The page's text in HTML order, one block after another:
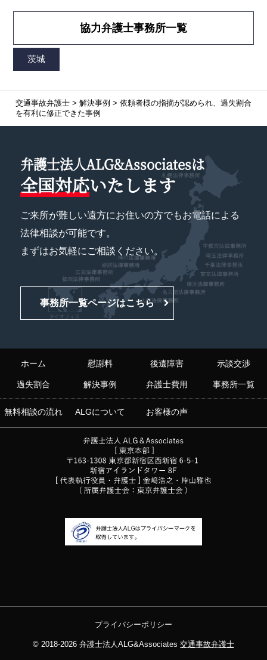
協力弁護士事務所一覧
交通事故弁護士> 解決事例 > 依頼者様の指摘が認められ、過失割合
を有利に修正できた事例
弁護士法人ALG&Associatesは
全国対応いたします
ご来所が難しい遠方にお住いの方でもお電話による
法律相談が可能です。
まずはお気軽にご相談ください。
事務所一覧ページはこちら
ホーム 慰謝料 後遺障害 示談交渉
過失割合 解決事例 弁護士費用 事務所一覧
無料相談の流れ ALGについて お客様の声
プライバシーポリシー
© 2018-2026 弁護士法人ALG&Associates 交通事故弁護士